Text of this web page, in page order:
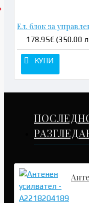
178.95€ (350.00
КУПИ